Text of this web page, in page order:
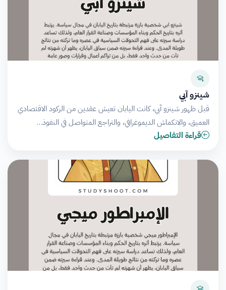
شينزو آبي
قبل ظهور شينزو آبي، كانت اليابان تعيش عقدين من الركود الاقتصادي
العميق، والانكماش الديموغرافي، والتراجع المتواصل في النفوذ…
قراءة التفاصيل